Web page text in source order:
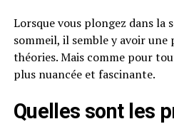
Lorsque vous plongez dans la
sommeil, il semble y avoir une
théories. Mais comme pour
plus nuancée et fascinante.
Quelles sont les